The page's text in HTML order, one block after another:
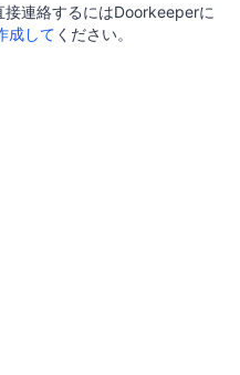
連絡するにはDoorkeeperに
成して ください。